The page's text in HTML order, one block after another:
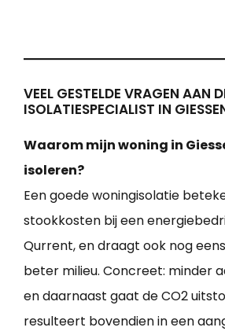
VEEL GESTELDE VRAGEN AAN
ISOLATIESPECIALIST IN
Waarom mijn woning in
isoleren?
Een goede woningisolatie
stookkosten bij een
Qurrent, en draagt ook nog
beter milieu. Concreet: minder
en daarnaast gaat de CO2
resulteert bovendien in een